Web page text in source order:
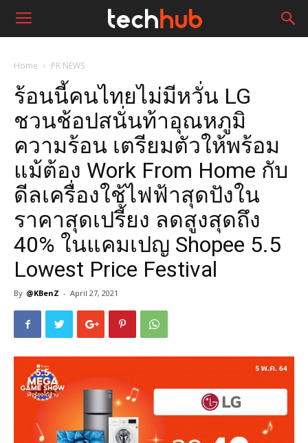
Home PR NEWS
ร้อนนี้คนไทยไม่มีหวั่น LG
ชวนช้อปสนั่นท้าอุณหภูมิ
ความร้อน เตรียมตัวให้พร้อม
แม้ต้อง Work From Home กับ
ดีลเครื่องใช้ไฟฟ้าสุดปังใน
ราคาสุดเปรี้ยง ลดสูงสุดถึง
40% ในแคมเปญ Shopee 5.5
Lowest Price Festival
By @KBenZ - April 27, 2021